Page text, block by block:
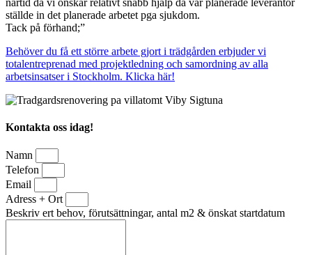
ställde in det planerade arbetet pga sjukdom.
Tack på förhand;”
Behöver du få ett större arbete gjort i trädgården erbjuder vi
totalentreprenad med projektledning och samordning av alla
arbetsinsatser i Stockholm. Klicka här!
Kontakta oss idag!
Namn
Telefon
Email
Adress + Ort
Beskriv ert behov, förutsättningar, antal m2 & önskat startdatum